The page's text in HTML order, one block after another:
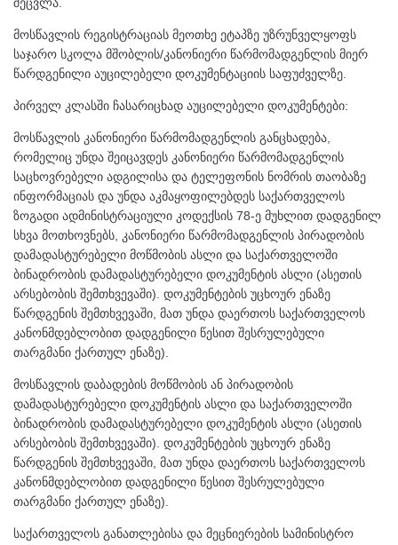
შეცვლა.
მოსწავლის რეგისტრაციას მეოთხე ეტაპზე უზრუნველყოფს
საჯარო სკოლა მშობლის/კანონიერი წარმომადგენლის მიერ
წარდგენილი აუცილებელი დოკუმენტაციის საფუძველზე.
პირველ კლასში ჩასარიცხად აუცილებელი დოკუმენტები:
მოსწავლის კანონიერი წარმომადგენლის განცხადება,
რომელიც უნდა შეიცავდეს კანონიერი წარმომადგენლის
საცხოვრებელი ადგილისა და ტელეფონის ნომრის თაობაზე
ინფორმაციას და უნდა აკმაყოფილებდეს საქართველოს
ზოგადი ადმინისტრაციული კოდექსის 78-ე მუხლით დადგენილ
სხვა მოთხოვნებს, კანონიერი წარმომადგენლის პირადობის
დამადასტურებელი მოწმობის ასლი და საქართველოში
ბინადრობის დამადასტურებელი დოკუმენტის ასლი (ასეთის
არსებობის შემთხვევაში). დოკუმენტების უცხოურ ენაზე
წარდგენის შემთხვევაში, მათ უნდა დაერთოს საქართველოს
კანონმდებლობით დადგენილი წესით შესრულებული
თარგმანი ქართულ ენაზე).
მოსწავლის დაბადების მოწმობის ან პირადობის
დამადასტურებელი დოკუმენტის ასლი და საქართველოში
ბინადრობის დამადასტურებელი დოკუმენტის ასლი (ასეთის
არსებობის შემთხვევაში). დოკუმენტების უცხოურ ენაზე
წარდგენის შემთხვევაში, მათ უნდა დაერთოს საქართველოს
კანონმდებლობით დადგენილი წესით შესრულებული
თარგმანი ქართულ ენაზე).
საქართველოს განათლებისა და მეცნიერების სამინისტრო